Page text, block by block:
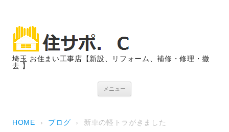
埼玉 お住まい工事店【新設、リフォーム、補修・修理・撤
去 】
メニュー
HOME › ブログ › 新車の軽トラがきました